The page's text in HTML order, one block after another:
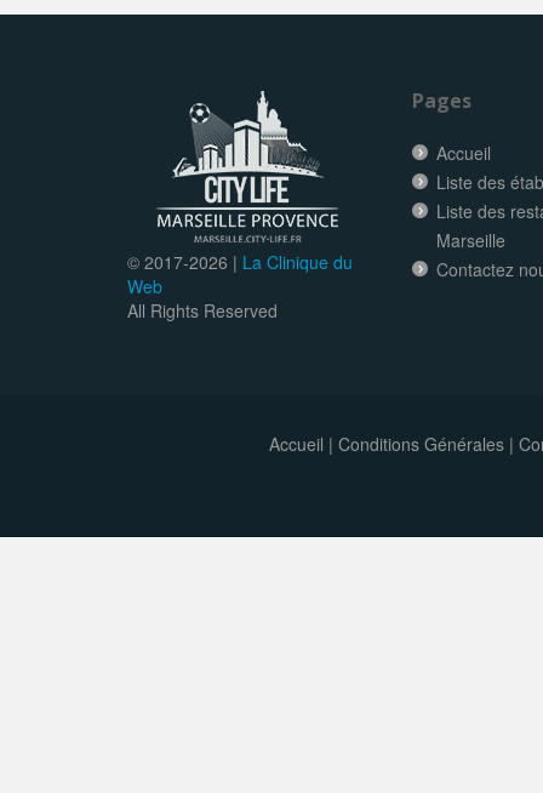
© 2017-2026 | La Clinique du
Web
All Rights Reserved
Pages
Accueil
Liste des
Liste des
Marseille
Contactez
Accueil | Conditions Générales|